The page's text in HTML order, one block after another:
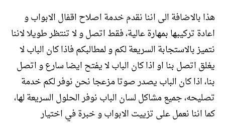
هذا بالاضافة الى اننا نقدم خدمة اصلاح اقفال الابواب و
اعادة تركيبها بمهارة عالية، فقط اتصل و لا تنتظر طويلا لاننا
نتميز بالاستجابة السريعة لكم و لمطالبكم فاذا كان الباب لا
يغلق اتصل بنا او اذا كان الباب لا يفتح ايضا سارع و اتصل
بنا، اذا كان الباب يصدر صوتا مزعجا نحن نوفر لكم خدمة
تصليحه، جميع مشاكل لسان الباب نوفر الحلول السريعة لها،
كما اننا نعمل على تزييت الابواب و خبرة في اختيار